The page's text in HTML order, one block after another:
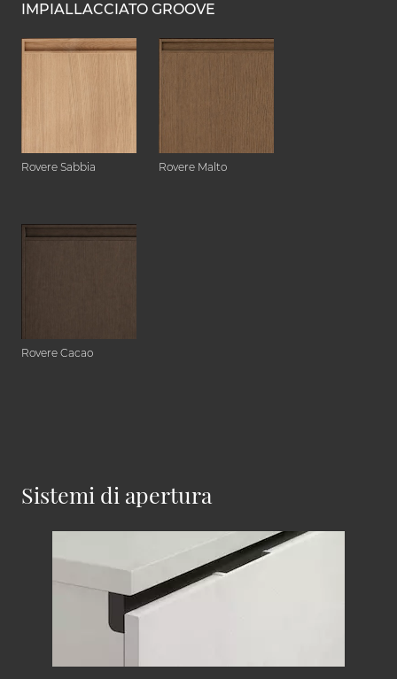
IMPIALLACCIATO GROOVE
Rovere Sabbia Rovere Malto
Rovere Cacao
Sistemi di apertura